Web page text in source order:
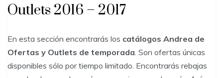
Outlets 2016 – 2017
En esta sección encontrarás los catálogos Andrea de
Ofertas y Outlets de temporada . Son ofertas únicas
disponibles sólo por tiempo limitado. Encontrarás rebajas